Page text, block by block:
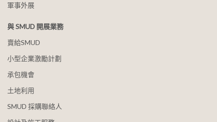
軍事外展
與 SMUD 開展業務
賣給SMUD
小型企業激勵計劃
承包機會
土地利用
SMUD 採購聯絡人